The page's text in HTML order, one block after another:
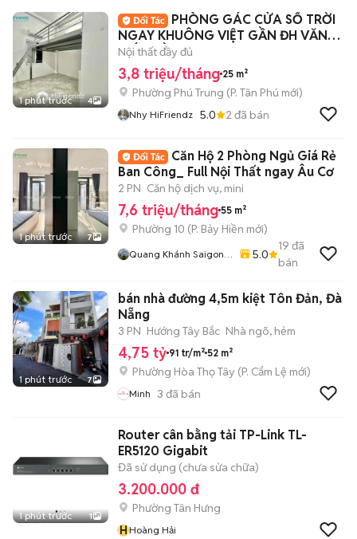
1 phút trước 4
PHÒNG GÁC CỬA SỔ TRỜI
NGAY KHUÔNG VIỆT GẦN ĐH VĂN
HIẾN, ĐẦM SEN, Q10
Nội thất đầy đủ
3,8 triệu/tháng 25 m²
Phường Phú Trung (P. Tân Phú mới)
Nhy HiFriendz 5.0 2 đã bán
1 phút trước 7
Căn Hộ 2 Phòng Ngủ Giá Rẻ
Ban Công_ Full Nội Thất ngay Âu Cơ
2 PN Căn hộ dịch vụ, mini
7,6 triệu/tháng 55 m²
Phường 10 (P. Bảy Hiền mới)
Quang Khánh Saigon
5.0
19 đã
bán
1 phút trước 7
bán nhà đường 4,5m kiệt Tôn Đản, Đà
Nẵng
3 PN Hướng Tây Bắc Nhà ngõ, hẻm
4,75 tỷ 91 tr/m² 52 m²
Phường Hòa Thọ Tây (P. Cẩm Lệ mới)
Minh 3 đã bán
1 phút trước 1
Router cân bằng tải TP-Link TL-
ER5120 Gigabit
Đã sử dụng (chưa sửa chữa)
3.200.000 đ
Phường Tân Hưng
HHoàng Hải